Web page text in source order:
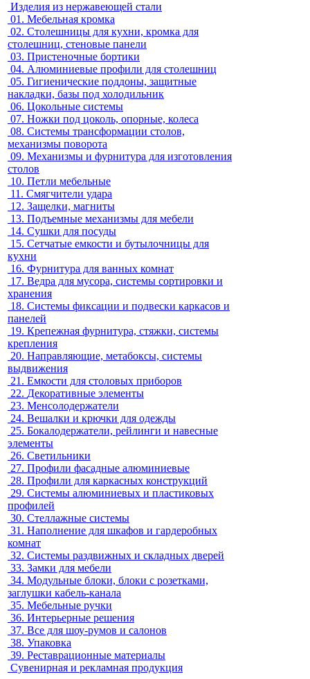
Изделия из нержавеющей стали
01. Мебельная кромка
02. Столешницы для кухни, кромка для
столешниц, стеновые панели
03. Пристеночные бортики
04. Алюминиевые профили для столешниц
05. Гигиенические поддоны, защитные
накладки, базы под холодильник
06. Цокольные системы
07. Ножки под цоколь, опорные, колеса
08. Системы трансформации столов,
механизмы поворота
09. Механизмы и фурнитура для изготовления
столов
10. Петли мебельные
11. Смягчители удара
12. Защелки, магниты
13. Подъемные механизмы для мебели
14. Сушки для посуды
15. Сетчатые емкости и бутылочницы для
кухни
16. Фурнитура для ванных комнат
17. Ведра для мусора, системы сортировки и
хранения
18. Системы фиксации и подвески каркасов и
панелей
19. Крепежная фурнитура, стяжки, системы
крепления
20. Направляющие, метабоксы, системы
выдвижения
21. Емкости для столовых приборов
22. Декоративные элементы
23. Менсолодержатели
24. Вешалки и крючки для одежды
25. Бокалодержатели, рейлинги и навесные
элементы
26. Светильники
27. Профили фасадные алюминиевые
28. Профили для каркасных конструкций
29. Системы алюминиевых и пластиковых
профилей
30. Стеллажные системы
31. Наполнение для шкафов и гардеробных
комнат
32. Системы раздвижных и складных дверей
33. Замки для мебели
34. Модульные блоки, блоки с розетками,
заглушки кабель-канала
35. Мебельные ручки
36. Интерьерные решения
37. Все для шоу-румов и салонов
38. Упаковка
39. Реставрационные материалы
Сувенирная и рекламная продукция